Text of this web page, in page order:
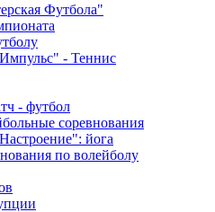
Футбола"
- Теннис
- футбол
соревнования
йога
по волейболу